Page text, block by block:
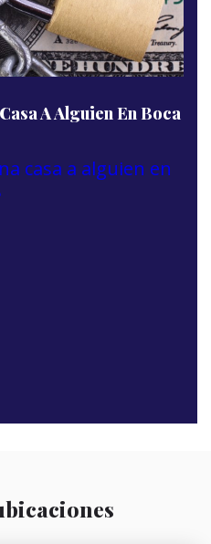
A Alguien En Boca